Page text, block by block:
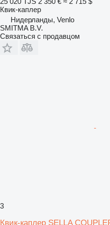
Квик-каплер
Нидерланды, Venlo
SMITMA B.V.
Связаться с продавцом
3
Квик-каплер SELLA